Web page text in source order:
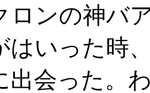
ロンの神バ
はいった時
出会った。